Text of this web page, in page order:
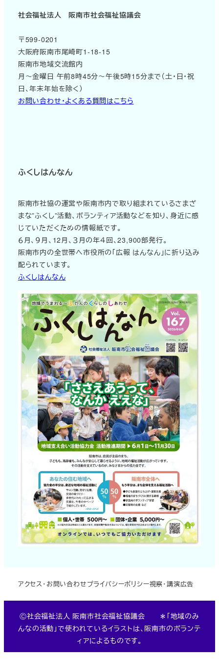
社会福祉法人 阪南市社会福祉協議会
〒599-0201
大阪府阪南市尾崎町1-18-15
阪南市地域交流館内
月～金曜日 午前8時45分～午後5時15分まで（土・日・祝
日、年末年始を除く）
お問い合わせ・よくある質問はこちら
ふくしはんなん
阪南市社協の運営や阪南市内で取り組まれているさまざ
まな”ふくし”活動、ボランティア活動などを知り、身近に感
じていただくための情報紙です。
６月、９月、12月、３月の年４回、23,900部発行。
阪南市内の全世帯へ市役所の「広報 はんなん」に折り込み
配られています。
ふくしはんなん
アクセス・お問い合わせプライバシーポリシー視察・講演広告
Ⓒ社会福祉法人 阪南市社会福祉協議会 ＊「地域のみ
んなの活動」で使われているイラストは、阪南市のボランテ
ィアによるものです。